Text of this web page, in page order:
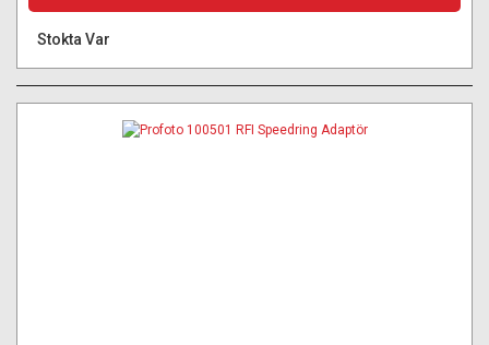
Stokta Var